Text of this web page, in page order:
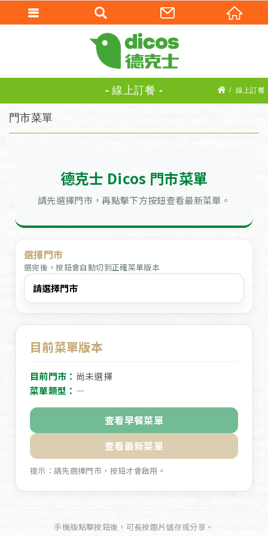
線上訂餐 線上訂餐
門市菜單
德克士 Dicos 門市菜單
請先選擇門市，再點擊下方按鈕查看最新菜單。
選擇門市
選完後，按鈕會自動切到正確菜單版本
目前菜單版本
目前門市： 尚未選擇
菜單類型： —
查看早餐菜單
查看最新菜單
提示：請先選擇門市，按鈕才會啟用。
手機版點擊按鈕後，可長按圖片儲存或分享。